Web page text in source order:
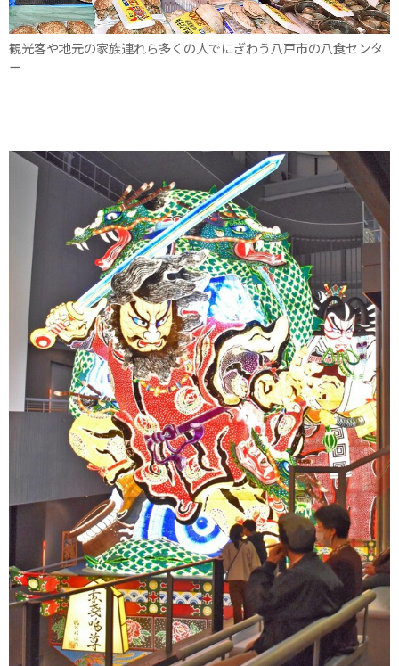
観光客や地元の家族連れら多くの人でにぎわう八戸市の八食センタ
ー